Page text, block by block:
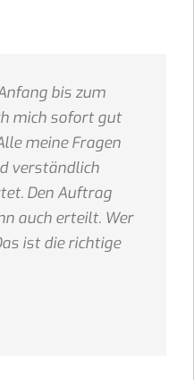
bis zum
mich sofort gut
meine Fragen
verständlich
Den Auftrag
auch erteilt. Wer
ist die richtige